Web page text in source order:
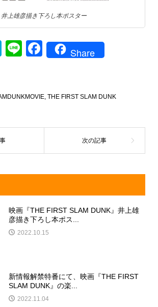
井上雄彦描き下ろし本ポスター
H
n
Li
F
e
o
Share
, THE FIRST SLAM DUNK
映画『THE FIRST SLAM DUNK』井上雄
彦描き下ろし本ポス...
2022.10.15
新情報解禁特番にて、映画『THE FIRST
SLAM DUNK』の楽...
2022.11.04